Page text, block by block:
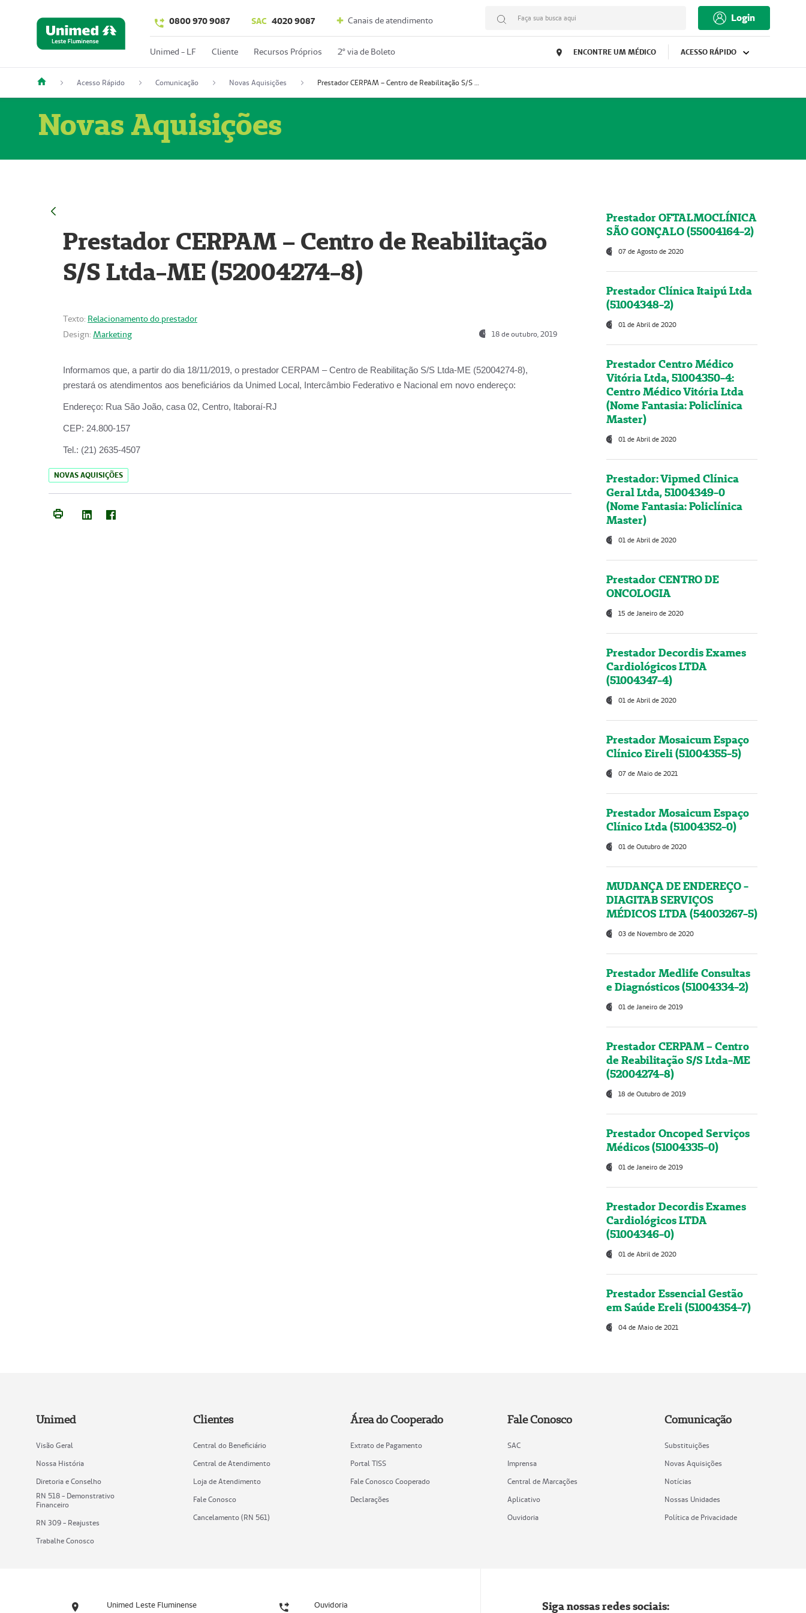
0800 970 9087 SAC 4020 9087 Canais de atendimento Faça sua busca aqui Login
Unimed - LF Cliente Recursos Próprios 2º via de Boleto ENCONTRE UM MÉDICO ACESSO RÁPIDO
Acesso Rápido Comunicação Novas Aquisições Prestador CERPAM – Centro de Reabilitação S/S Ltda-ME (52004274-8)
Novas Aquisições
Prestador CERPAM – Centro de Reabilitação
S/S Ltda-ME (52004274-8)
Texto: Relacionamento do prestador
Design: Marketing 18 de outubro, 2019
Informamos que, a partir do dia 18/11/2019, o prestador CERPAM – Centro de Reabilitação S/S Ltda-ME (52004274-8),
prestará os atendimentos aos beneficiários da Unimed Local, Intercâmbio Federativo e Nacional em novo endereço:
Endereço: Rua São João, casa 02, Centro, Itaboraí-RJ
CEP: 24.800-157
Tel.: (21) 2635-4507
NOVAS AQUISIÇÕES
Prestador OFTALMOCLÍNICA
SÃO GONÇALO (55004164-2)
07 de Agosto de 2020
Prestador Clínica Itaipú Ltda
(51004348-2)
01 de Abril de 2020
Prestador Centro Médico
Vitória Ltda, 51004350-4:
Centro Médico Vitória Ltda
(Nome Fantasia: Policlínica
Master)
01 de Abril de 2020
Prestador: Vipmed Clínica
Geral Ltda, 51004349-0
(Nome Fantasia: Policlínica
Master)
01 de Abril de 2020
Prestador CENTRO DE
ONCOLOGIA
15 de Janeiro de 2020
Prestador Decordis Exames
Cardiológicos LTDA
(51004347-4)
01 de Abril de 2020
Prestador Mosaicum Espaço
Clínico Eireli (51004355-5)
07 de Maio de 2021
Prestador Mosaicum Espaço
Clínico Ltda (51004352-0)
01 de Outubro de 2020
MUDANÇA DE ENDEREÇO -
DIAGITAB SERVIÇOS
MÉDICOS LTDA (54003267-5)
03 de Novembro de 2020
Prestador Medlife Consultas
e Diagnósticos (51004334-2)
01 de Janeiro de 2019
Prestador CERPAM – Centro
de Reabilitação S/S Ltda-ME
(52004274-8)
18 de Outubro de 2019
Prestador Oncoped Serviços
Médicos (51004335-0)
01 de Janeiro de 2019
Prestador Decordis Exames
Cardiológicos LTDA
(51004346-0)
01 de Abril de 2020
Prestador Essencial Gestão
em Saúde Ereli (51004354-7)
04 de Maio de 2021
Unimed
Visão Geral
Nossa História
Diretoria e Conselho
RN 518 - Demonstrativo
Financeiro
RN 309 - Reajustes
Trabalhe Conosco
Clientes
Central do Beneficiário
Central de Atendimento
Loja de Atendimento
Fale Conosco
Cancelamento (RN 561)
Área do Cooperado
Extrato de Pagamento
Portal TISS
Fale Conosco Cooperado
Declarações
Fale Conosco
SAC
Imprensa
Central de Marcações
Aplicativo
Ouvidoria
Comunicação
Substituições
Novas Aquisições
Notícias
Nossas Unidades
Política de Privacidade
Unimed Leste Fluminense Ouvidoria Siga nossas redes sociais: